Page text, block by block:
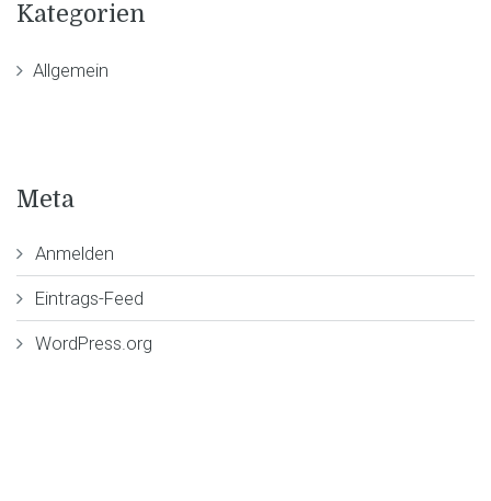
Kategorien
Allgemein
Meta
Anmelden
Eintrags-Feed
WordPress.org